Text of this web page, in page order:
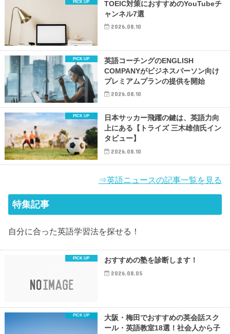
TOEIC対策におすすめのYouTubeチ
ャンネル7選
2026.08.10
英語コーチングのENGLISH
COMPANYがビジネスパーソン向け
プレミアムプランの提供を開始
2026.08.10
日本サッカー飛躍の鍵は、英語力向
上にある【トライズ 三木雄信氏イン
タビュー】
2026.08.10
⇒英語ニュースの記事一覧を見る
特集記事
自分に合った英語学習法を探せる！
おすすめの塾を診断します！
2026.08.05
大阪・梅田でおすすめの英会話スク
ール・英語教室18選！社会人から子